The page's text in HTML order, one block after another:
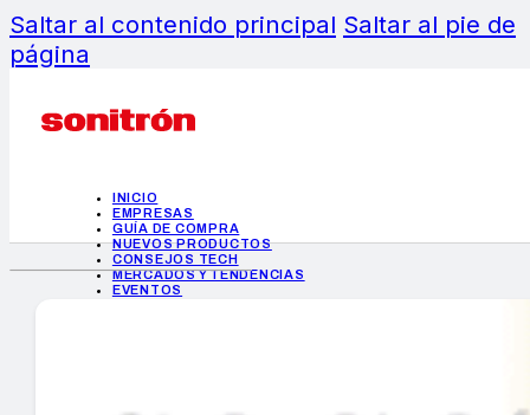
Saltar al contenido principal Saltar al pie de
página
INICIO
EMPRESAS
GUÍA DE COMPRA
NUEVOS PRODUCTOS
CONSEJOS TECH
MERCADOS Y TENDENCIAS
EVENTOS